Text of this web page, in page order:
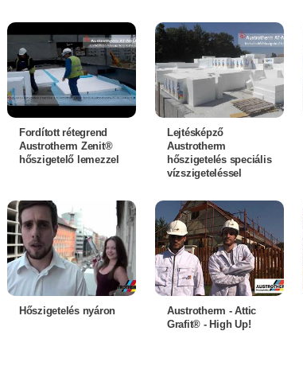
Fordított rétegrend
Austrotherm Zenit®
hőszigetelő lemezzel
Lejtésképző
Austrotherm
hőszigetelés speciális
vízszigeteléssel
Hőszigetelés nyáron
Austrotherm - Attic
Grafit® - High Up!